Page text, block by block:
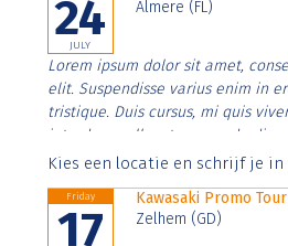
24
JULY
Almere (FL)
Lorem ipsum dolor sit amet,
elit. Suspendisse varius enim in
tristique. Duis cursus, mi quis
interdum nulla, ut commodo
Aenean faucibus nibh et justo
Kies een locatie en schrijf je
Friday
17
Kawasaki Promo Tour
Zelhem (GD)